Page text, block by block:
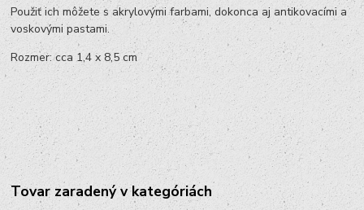
Použiť ich môžete s akrylovými farbami, dokonca aj antikovacími a
voskovými pastami.
Rozmer: cca 1,4 x 8,5 cm
Tovar zaradený v kategóriách